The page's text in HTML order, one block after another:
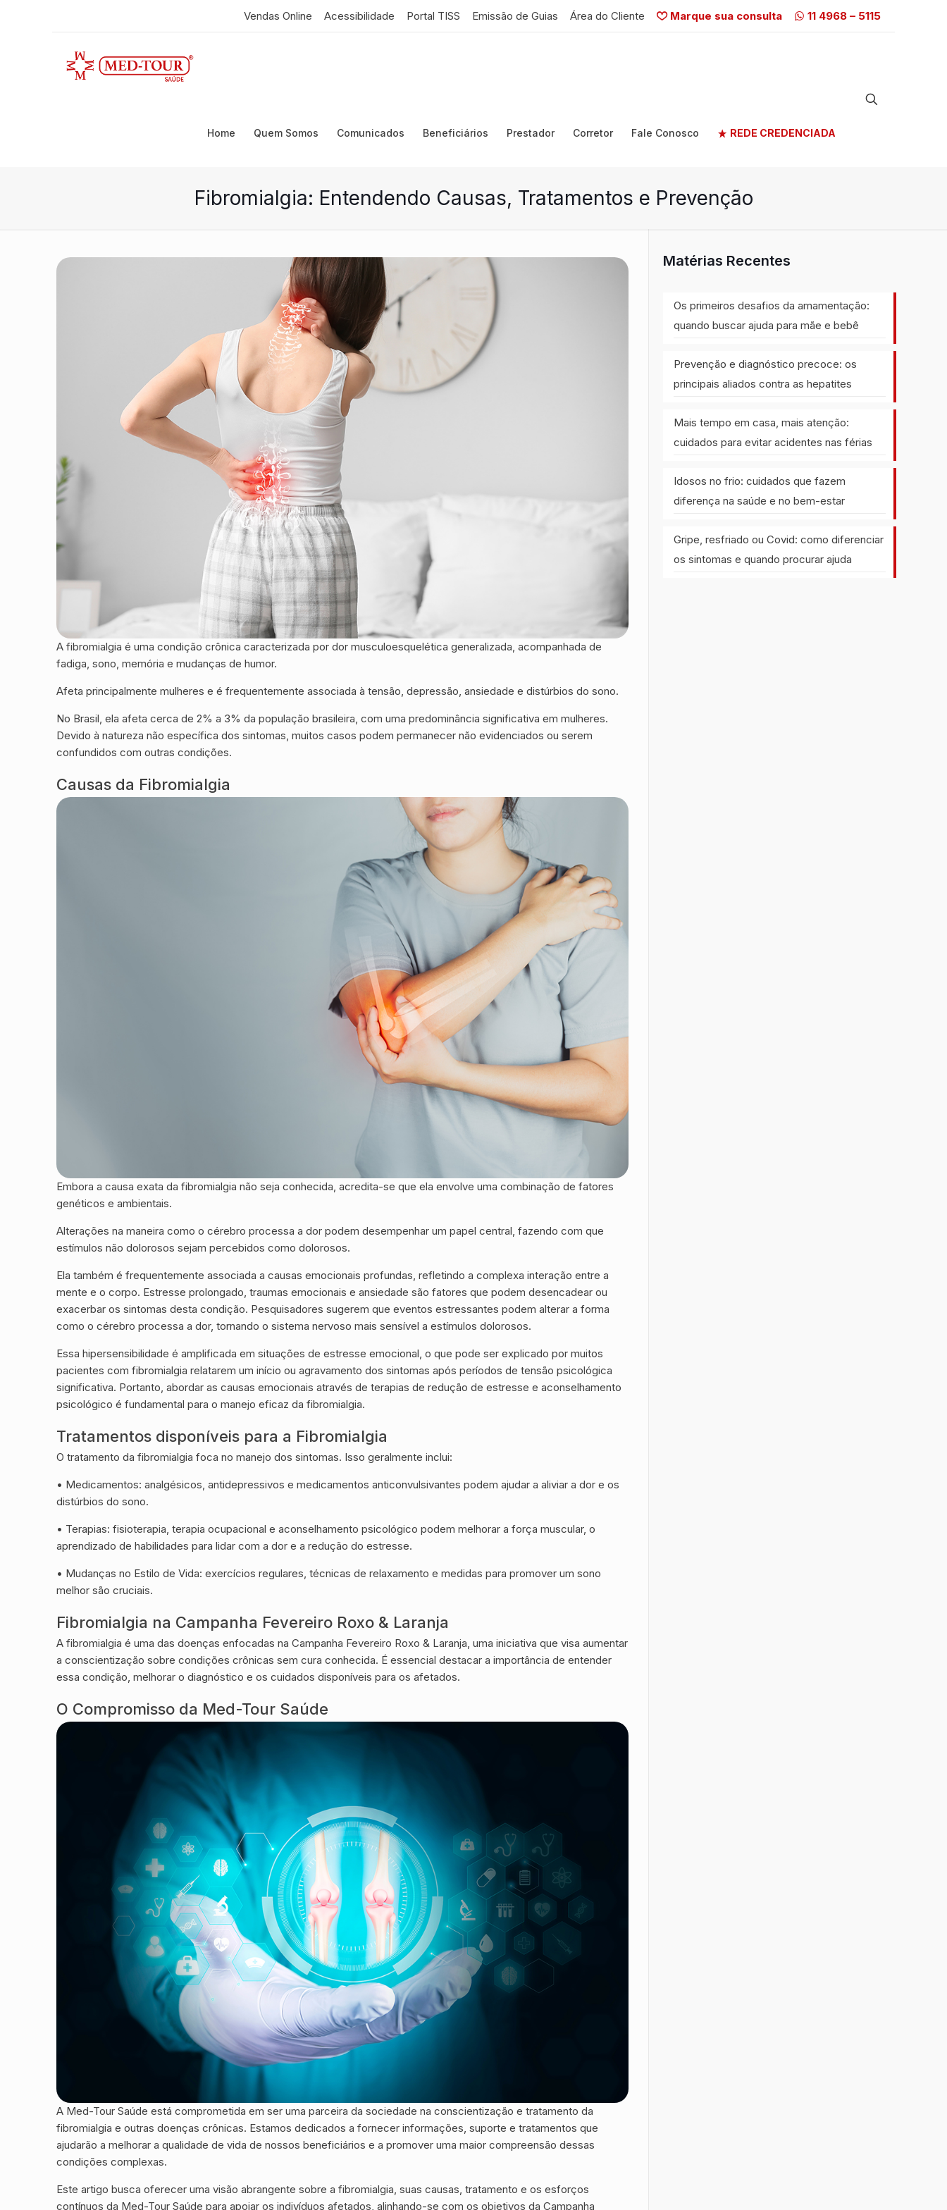
Vendas Online Acessibilidade Portal TISS Emissão de Guias Área do Cliente Marque sua consulta 11 4968 – 5115
Home Quem Somos Comunicados Beneficiários Prestador Corretor Fale Conosco REDE CREDENCIADA
Fibromialgia: Entendendo Causas, Tratamentos e Prevenção
A fibromialgia é uma condição crônica caracterizada por dor musculoesquelética generalizada, acompanhada de
fadiga, sono, memória e mudanças de humor.
Afeta principalmente mulheres e é frequentemente associada à tensão, depressão, ansiedade e distúrbios do sono.
No Brasil, ela afeta cerca de 2% a 3% da população brasileira, com uma predominância significativa em mulheres.
Devido à natureza não específica dos sintomas, muitos casos podem permanecer não evidenciados ou serem
confundidos com outras condições.
Causas da Fibromialgia
Embora a causa exata da fibromialgia não seja conhecida, acredita-se que ela envolve uma combinação de fatores
genéticos e ambientais.
Alterações na maneira como o cérebro processa a dor podem desempenhar um papel central, fazendo com que
estímulos não dolorosos sejam percebidos como dolorosos.
Ela também é frequentemente associada a causas emocionais profundas, refletindo a complexa interação entre a
mente e o corpo. Estresse prolongado, traumas emocionais e ansiedade são fatores que podem desencadear ou
exacerbar os sintomas desta condição. Pesquisadores sugerem que eventos estressantes podem alterar a forma
como o cérebro processa a dor, tornando o sistema nervoso mais sensível a estímulos dolorosos.
Essa hipersensibilidade é amplificada em situações de estresse emocional, o que pode ser explicado por muitos
pacientes com fibromialgia relatarem um início ou agravamento dos sintomas após períodos de tensão psicológica
significativa. Portanto, abordar as causas emocionais através de terapias de redução de estresse e aconselhamento
psicológico é fundamental para o manejo eficaz da fibromialgia.
Tratamentos disponíveis para a Fibromialgia
O tratamento da fibromialgia foca no manejo dos sintomas. Isso geralmente inclui:
• Medicamentos: analgésicos, antidepressivos e medicamentos anticonvulsivantes podem ajudar a aliviar a dor e os
distúrbios do sono.
• Terapias: fisioterapia, terapia ocupacional e aconselhamento psicológico podem melhorar a força muscular, o
aprendizado de habilidades para lidar com a dor e a redução do estresse.
• Mudanças no Estilo de Vida: exercícios regulares, técnicas de relaxamento e medidas para promover um sono
melhor são cruciais.
Fibromialgia na Campanha Fevereiro Roxo & Laranja
A fibromialgia é uma das doenças enfocadas na Campanha Fevereiro Roxo & Laranja, uma iniciativa que visa aumentar
a conscientização sobre condições crônicas sem cura conhecida. É essencial destacar a importância de entender
essa condição, melhorar o diagnóstico e os cuidados disponíveis para os afetados.
O Compromisso da Med-Tour Saúde
A Med-Tour Saúde está comprometida em ser uma parceira da sociedade na conscientização e tratamento da
fibromialgia e outras doenças crônicas. Estamos dedicados a fornecer informações, suporte e tratamentos que
ajudarão a melhorar a qualidade de vida de nossos beneficiários e a promover uma maior compreensão dessas
condições complexas.
Este artigo busca oferecer uma visão abrangente sobre a fibromialgia, suas causas, tratamento e os esforços
contínuos da Med-Tour Saúde para apoiar os indivíduos afetados, alinhando-se com os objetivos da Campanha
Matérias Recentes
Os primeiros desafios da amamentação:
quando buscar ajuda para mãe e bebê
Prevenção e diagnóstico precoce: os
principais aliados contra as hepatites
Mais tempo em casa, mais atenção:
cuidados para evitar acidentes nas férias
Idosos no frio: cuidados que fazem
diferença na saúde e no bem-estar
Gripe, resfriado ou Covid: como diferenciar
os sintomas e quando procurar ajuda